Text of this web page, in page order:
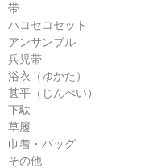
帯
ハコセコセット
アンサンブル
兵児帯
浴衣（ゆかた）
甚平（じんべい）
下駄
草履
巾着・バッグ
その他